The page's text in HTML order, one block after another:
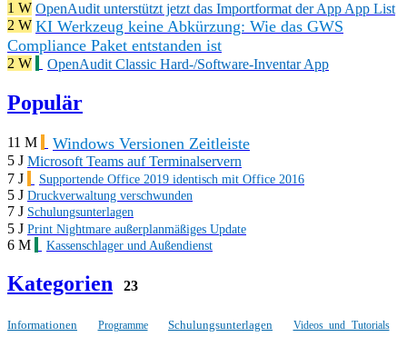
1 W OpenAudit unterstützt jetzt das Importformat der App App List
2 W KI Werkzeug keine Abkürzung: Wie das GWS
Compliance Paket entstanden ist
2 W OpenAudit Classic Hard-/Software-Inventar App
Populär
11 M Windows Versionen Zeitleiste
5 J Microsoft Teams auf Terminalservern
7 J
Supportende Office 2019 identisch mit Office 2016
5 J Druckverwaltung verschwunden
7 J Schulungsunterlagen
5 J Print Nightmare außerplanmäßiges Update
6 M Kassenschlager und Außendienst
Kategorien 23
Informationen Programme Schulungsunterlagen
Videos und Tutorials